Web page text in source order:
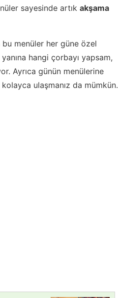
sayesinde artık akşama
menüler her güne özel
hangi çorbayı yapsam,
Ayrıca günün menülerine
ulaşmanız da mümkün.